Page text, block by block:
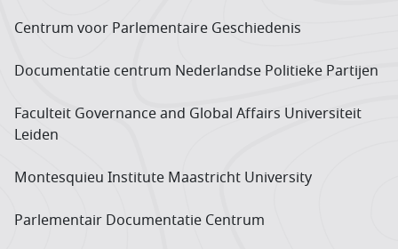
Centrum voor Parlementaire Geschiedenis
Documentatie centrum Neder­landse Politieke Partijen
Faculteit Governance and Global Affairs Universiteit
Leiden
Montesquieu Institute Maastricht University
Parlementair Documentatie Centrum